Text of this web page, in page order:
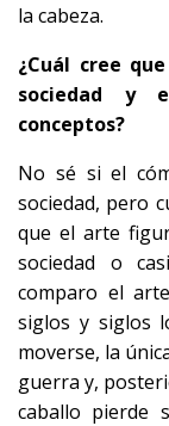
la cabeza.
¿Cuál cree
sociedad y
conceptos?
No sé si el
sociedad, pero
que el arte
sociedad o
comparo el
siglos y siglos
moverse, la
guerra y,
caballo pierde